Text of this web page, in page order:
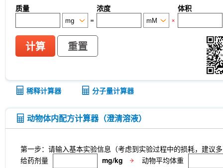
质量 浓度
体积
=
×
计算 重置
稀释计算器 分子量计算器
动物体内配方计算器（澄清溶液）
第一步：请输入基本实验信息（考虑到实验过程中的损耗，建议
给药剂量
mg/kg 动物平均体重